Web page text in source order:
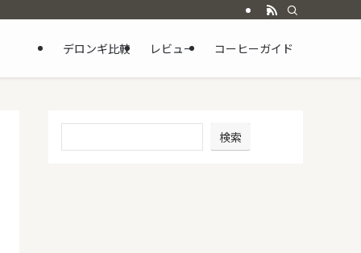
デロンギ比較 レビュー コーヒーガイド
検索